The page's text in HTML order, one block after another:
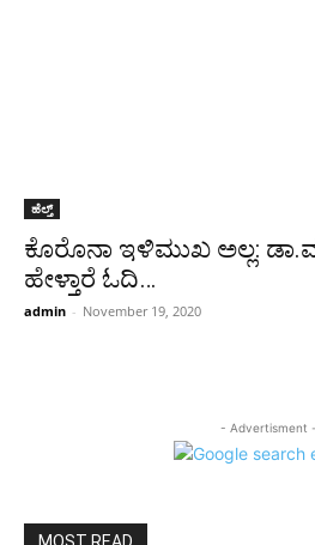
ಹೆಲ್ತ್
ಕೊರೊನಾ ಇಳಿಮುಖ ಅಲ್ಲ:
ಹೇಳ್ತಾರೆ ಓದಿ…
admin - November 19, 2020
- Advertisment -